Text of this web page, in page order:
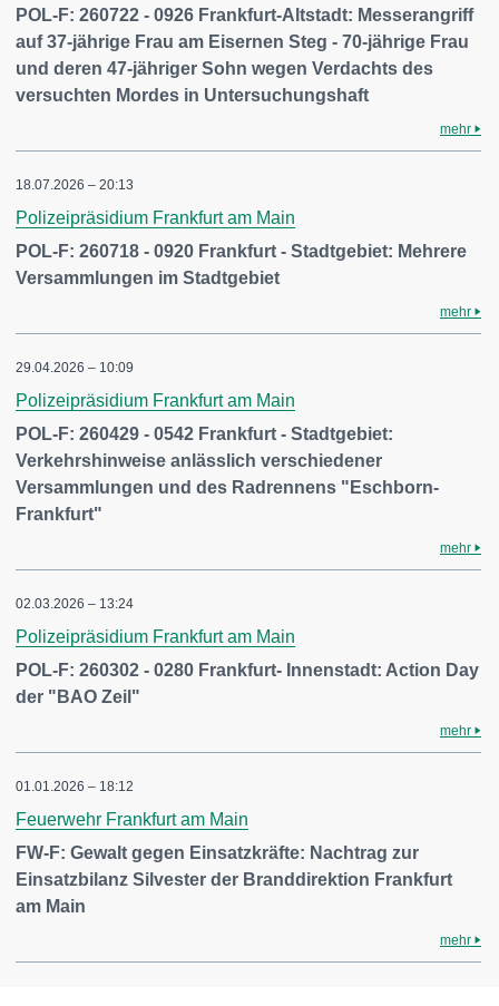
POL-F: 260722 - 0926 Frankfurt-Altstadt: Messerangriff
auf 37-jährige Frau am Eisernen Steg - 70-jährige Frau
und deren 47-jähriger Sohn wegen Verdachts des
versuchten Mordes in Untersuchungshaft
mehr
18.07.2026 – 20:13
Polizeipräsidium Frankfurt am Main
POL-F: 260718 - 0920 Frankfurt - Stadtgebiet: Mehrere
Versammlungen im Stadtgebiet
mehr
29.04.2026 – 10:09
Polizeipräsidium Frankfurt am Main
POL-F: 260429 - 0542 Frankfurt - Stadtgebiet:
Verkehrshinweise anlässlich verschiedener
Versammlungen und des Radrennens "Eschborn-
Frankfurt"
mehr
02.03.2026 – 13:24
Polizeipräsidium Frankfurt am Main
POL-F: 260302 - 0280 Frankfurt- Innenstadt: Action Day
der "BAO Zeil"
mehr
01.01.2026 – 18:12
Feuerwehr Frankfurt am Main
FW-F: Gewalt gegen Einsatzkräfte: Nachtrag zur
Einsatzbilanz Silvester der Branddirektion Frankfurt
am Main
mehr